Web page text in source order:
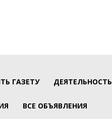
ГАЗЕТУ ДЕЯТЕЛЬНОСТЬ
ВСЕ ОБЪЯВЛЕНИЯ